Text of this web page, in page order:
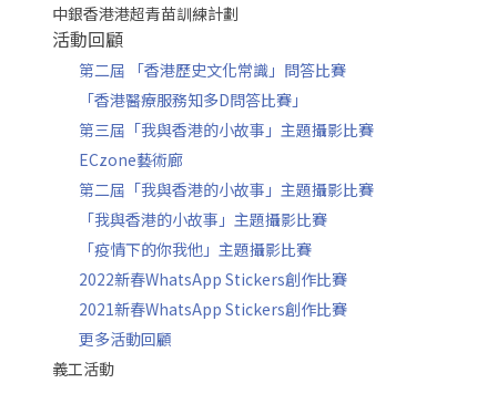
中銀香港港超青苗訓練計劃
活動回顧
第二屆 「香港歷史文化常識」問答比賽
「香港醫療服務知多D問答比賽」
第三屆「我與香港的小故事」主題攝影比賽
ECzone藝術廊
第二屆「我與香港的小故事」主題攝影比賽
「我與香港的小故事」主題攝影比賽
「疫情下的你我他」主題攝影比賽
2022新春WhatsApp Stickers創作比賽
2021新春WhatsApp Stickers創作比賽
更多活動回顧
義工活動